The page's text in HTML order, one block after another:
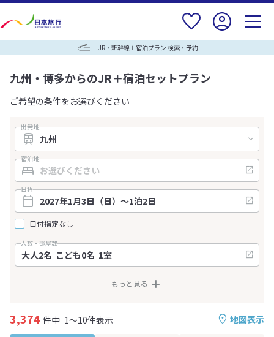
JR・新幹線＋宿泊プラン 検索・予約
九州・博多からのJR＋宿泊セットプラン
ご希望の条件をお選びください
出発地
宿泊地
日程
日付指定なし
人数・部屋数
もっと見る
地図表示
3,374 件中 1～10件表示